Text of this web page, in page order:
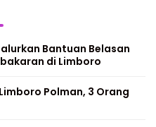
Bantuan Belasan
di Limboro
Polman, 3 Orang